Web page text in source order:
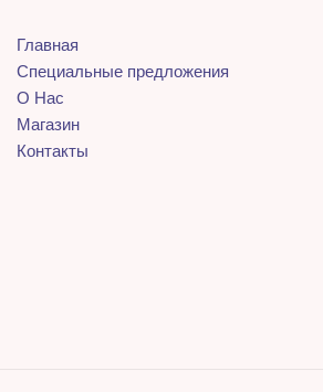
Главная
Специальные предложения
О Нас
Магазин
Контакты